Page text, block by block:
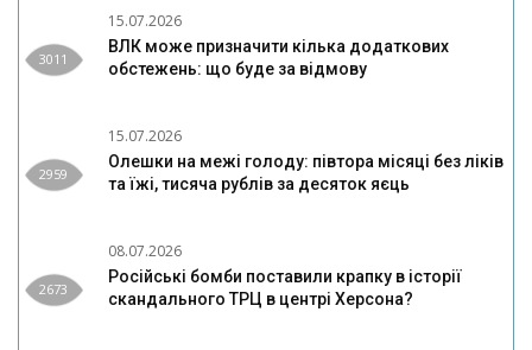
3011
15.07.2026
ВЛК може призначити кілька додаткових
обстежень: що буде за відмову
2959
15.07.2026
Олешки на межі голоду: півтора місяці без ліків
та їжі, тисяча рублів за десяток яєць
2673
08.07.2026
Російські бомби поставили крапку в історії
скандального ТРЦ в центрі Херсона?